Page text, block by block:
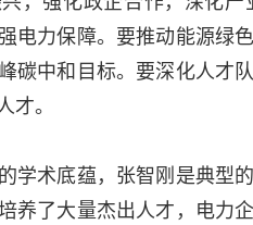
电力保障。要推动能源绿
碳中和目标。要深化人才
。
学术底蕴，张智刚是典型
养了大量杰出人才，电力